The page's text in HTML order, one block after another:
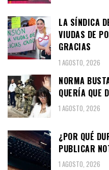
LA SÍNDICA
VIUDAS DE
GRACIAS
1 AGOSTO, 2026
NORMA
QUERÍA QUE
1 AGOSTO, 2026
¿POR QUÉ
PUBLICAR
1 AGOSTO, 2026